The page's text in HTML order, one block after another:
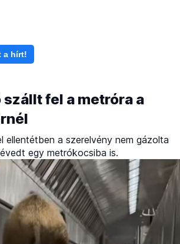
a hírt!
fel a metróra a
ellentétben a szerelvény nem gázolta
egy metrókocsiba is.